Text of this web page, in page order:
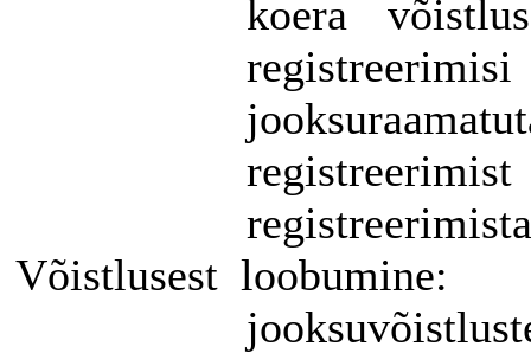
koera
registreerimisi
registreerimist
Võistlusest loobumine: